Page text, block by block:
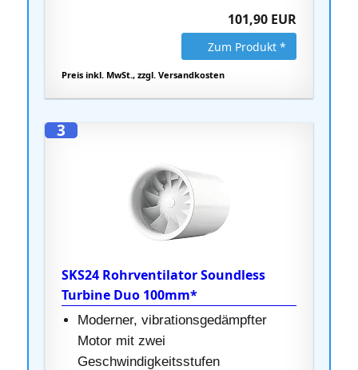
101,90 EUR
Zum Produkt *
Preis inkl. MwSt., zzgl. Versandkosten
3
SKS24 Rohrventilator Soundless
Turbine Duo 100mm*
Moderner, vibrationsgedämpfter
Motor mit zwei
Geschwindigkeitsstufen